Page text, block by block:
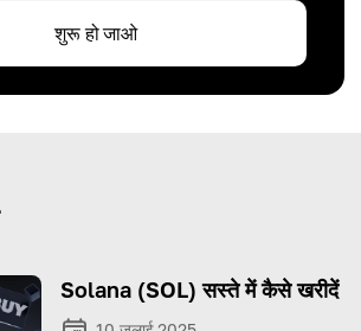
शुरू हो जाओ
Solana (SOL) सस्ते में कैसे खरीदें